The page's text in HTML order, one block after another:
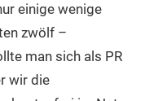
einige wenige
zwölf –
man sich als PR
wir die